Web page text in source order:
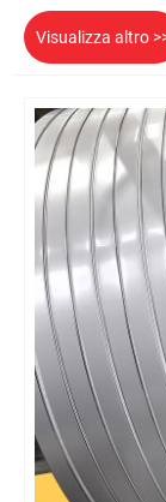
Visualizza altro